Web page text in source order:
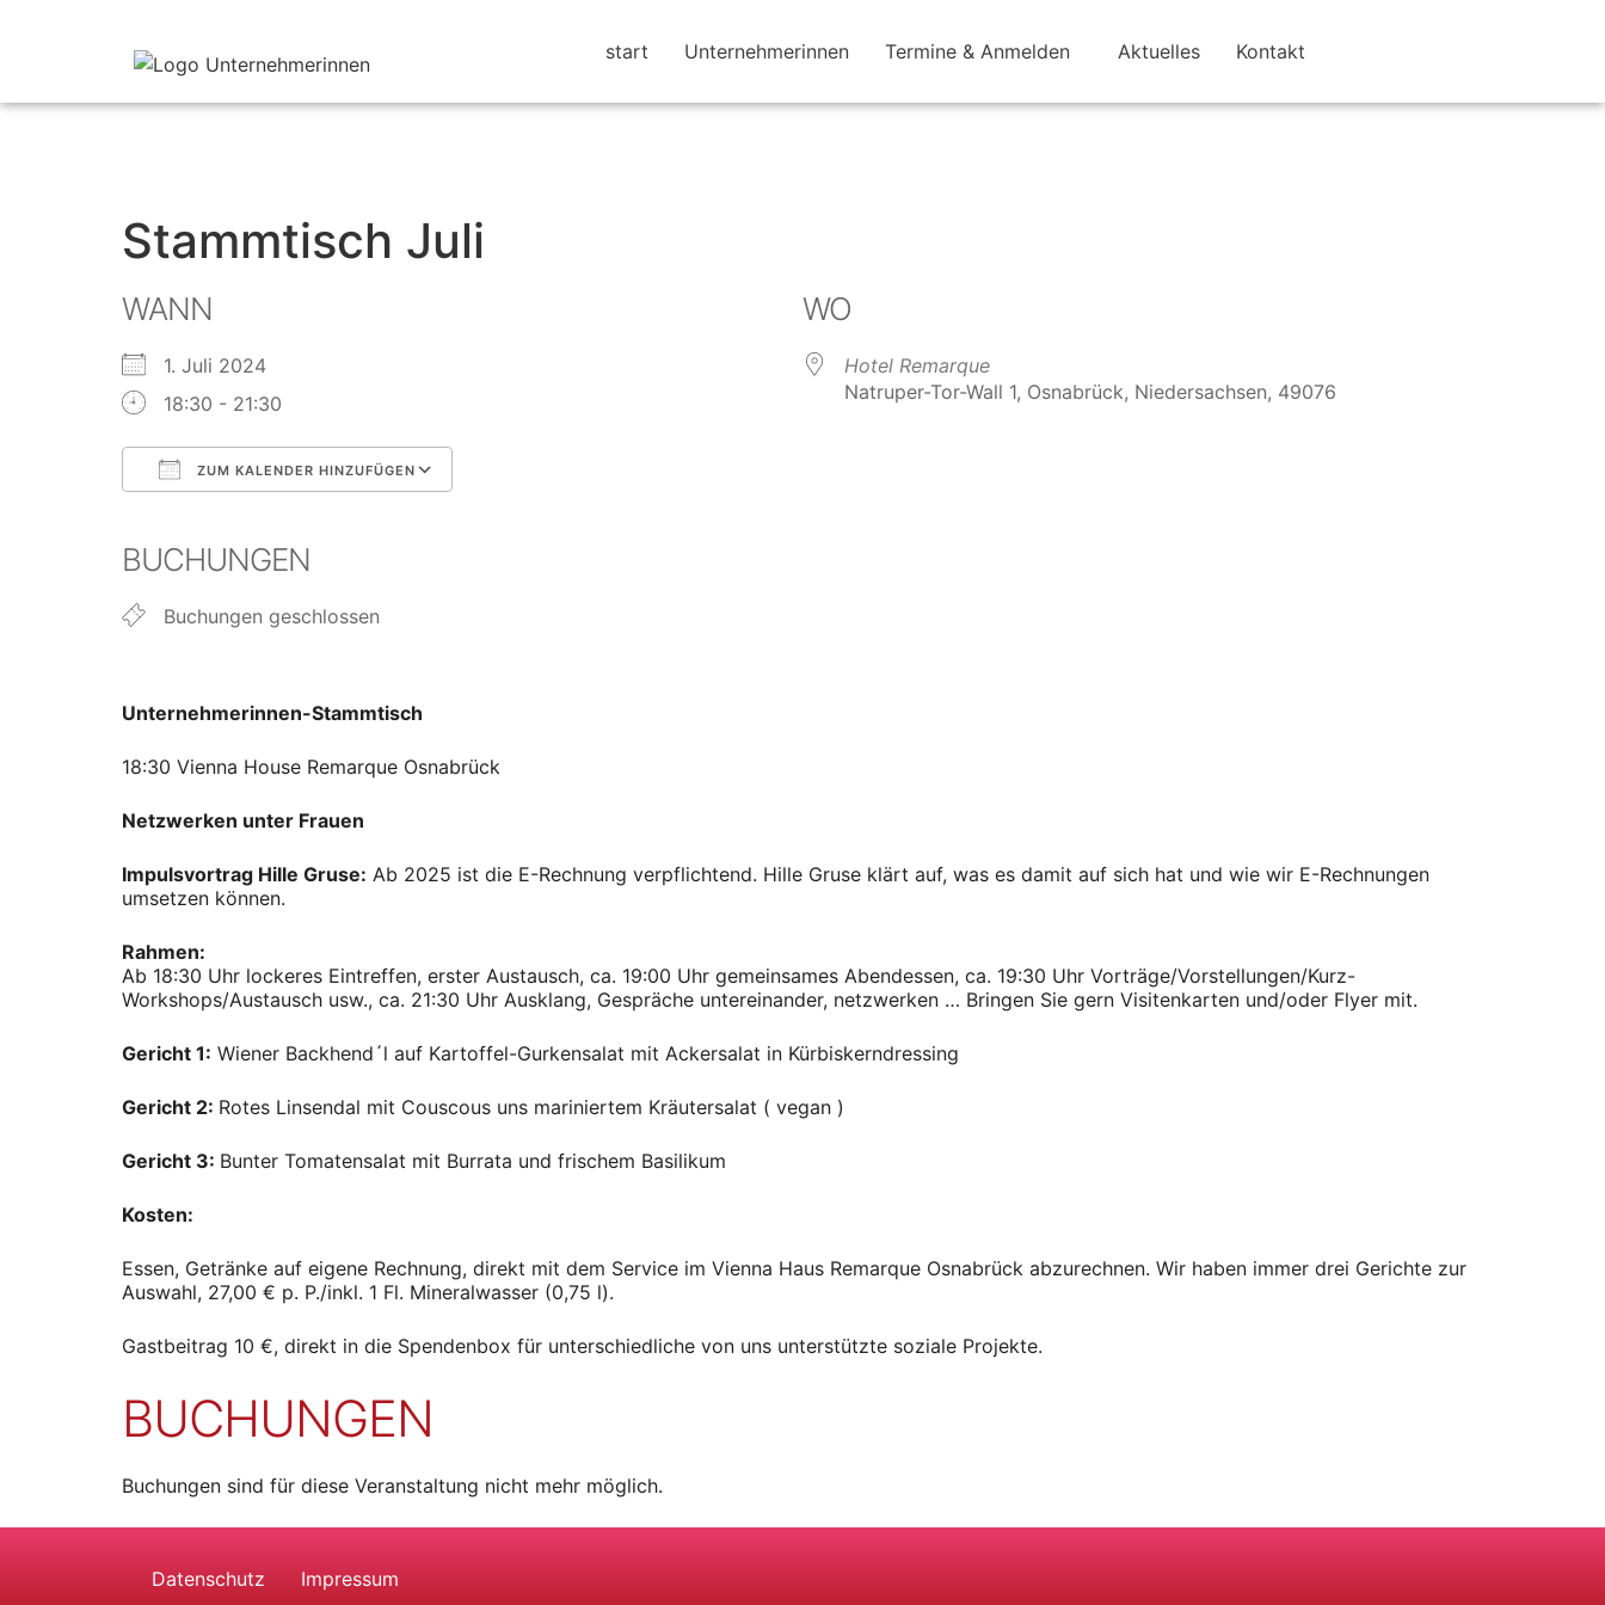
start Unternehmerinnen Termine & Anmelden Aktuelles Kontakt
Stammtisch Juli
WANN
1. Juli 2024
18:30 - 21:30
ZUM KALENDER HINZUFÜGEN
BUCHUNGEN
Buchungen geschlossen
WO
Hotel Remarque
Natruper-Tor-Wall 1, Osnabrück, Niedersachsen, 49076
Unternehmerinnen-Stammtisch
18:30 Vienna House Remarque Osnabrück
Netzwerken unter Frauen
Impulsvortrag Hille Gruse: Ab 2025 ist die E-Rechnung verpflichtend. Hille Gruse klärt auf, was es damit auf sich hat und wie wir E-Rechnungen
umsetzen können.
Rahmen:
Ab 18:30 Uhr lockeres Eintreffen, erster Austausch, ca. 19:00 Uhr gemeinsames Abendessen, ca. 19:30 Uhr Vorträge/Vorstellungen/Kurz-
Workshops/Austausch usw., ca. 21:30 Uhr Ausklang, Gespräche untereinander, netzwerken … Bringen Sie gern Visitenkarten und/oder Flyer mit.
Gericht 1: Wiener Backhend´l auf Kartoffel-Gurkensalat mit Ackersalat in Kürbiskerndressing
Gericht 2: Rotes Linsendal mit Couscous uns mariniertem Kräutersalat ( vegan )
Gericht 3: Bunter Tomatensalat mit Burrata und frischem Basilikum
Kosten:
Essen, Getränke auf eigene Rechnung, direkt mit dem Service im Vienna Haus Remarque Osnabrück abzurechnen. Wir haben immer drei Gerichte zur
Auswahl, 27,00 € p. P./inkl. 1 Fl. Mineralwasser (0,75 l).
Gastbeitrag 10 €, direkt in die Spendenbox für unterschiedliche von uns unterstützte soziale Projekte.
BUCHUNGEN
Buchungen sind für diese Veranstaltung nicht mehr möglich.
Datenschutz Impressum